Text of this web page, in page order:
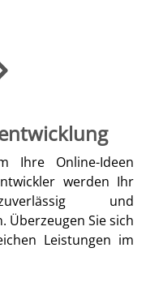
Ihre Online-Ideen
werden Ihr
und
Überzeugen Sie sich
Leistungen im